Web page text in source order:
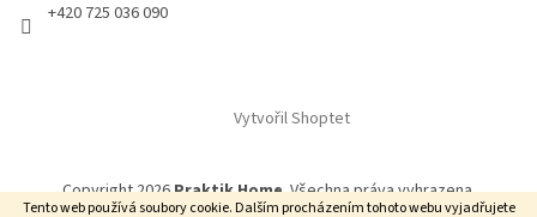
Tento web používá soubory cookie. Dalším procházením tohoto webu vyjadřujete
+420 725 036 090
Vytvořil Shoptet
Copyright 2026Praktik Home. Všechna práva vyhrazena.